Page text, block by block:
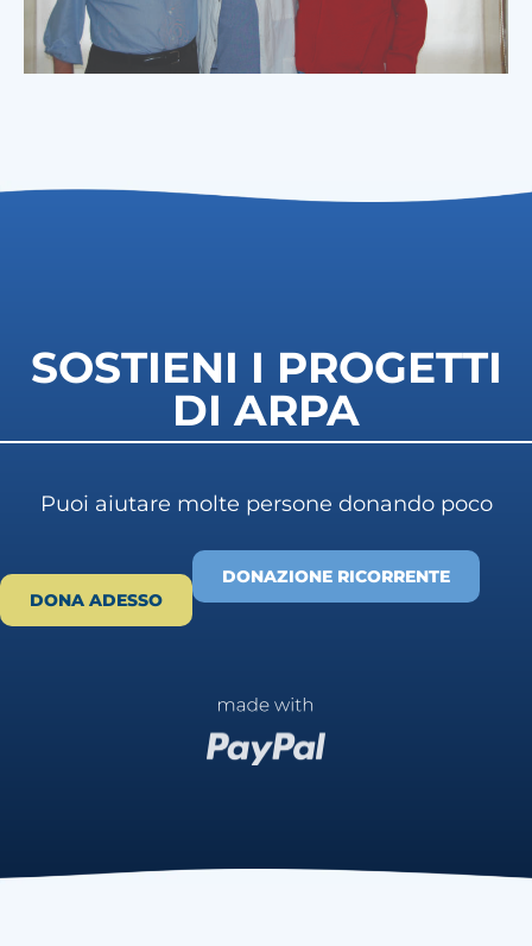
SOSTIENI I PROGETTI
DI ARPA
Puoi aiutare molte persone donando poco
DONA ADESSO
DONAZIONE RICORRENTE